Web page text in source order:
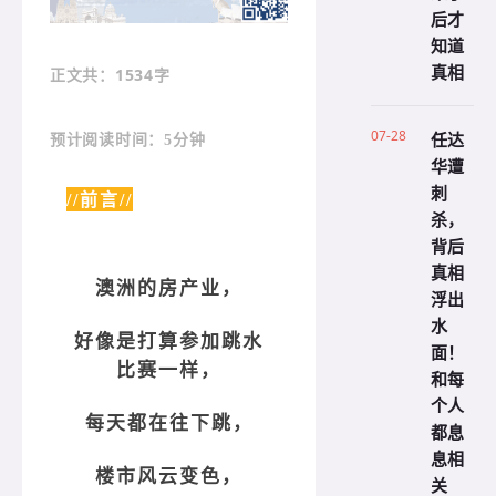
正文共 ：1534字
预计阅读时间：5分钟
//前言//
澳洲的房产业，
好像是打算参加跳水
比赛一样，
每天都在往下跳，
楼市风云变色，
后才
知道
真相
07-28
任达
华遭
刺
杀，
背后
真相
浮出
水
面！
和每
个人
都息
息相
关